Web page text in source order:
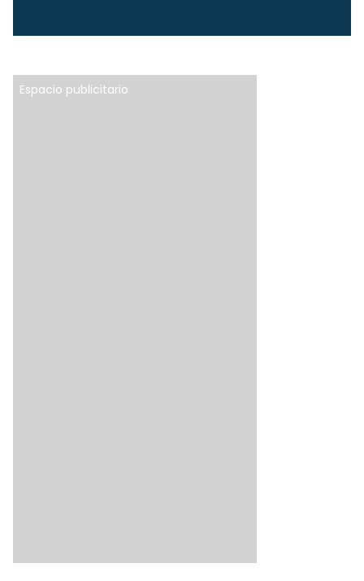
Espacio publicitario